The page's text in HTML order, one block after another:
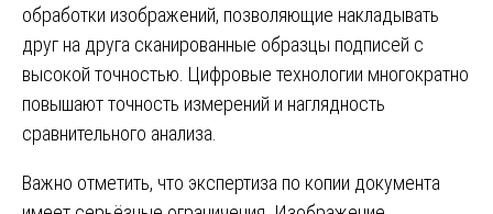
обработки изображений, позволяющие накладывать
друг на друга сканированные образцы подписей с
высокой точностью. Цифровые технологии многократно
повышают точность измерений и наглядность
сравнительного анализа.
Важно отметить, что экспертиза по копии документа